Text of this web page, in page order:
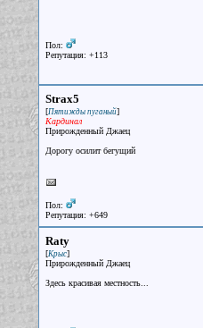
Пол:
Репутация: +113
Strax5
[Пятижды пуганый]
Кардинал
Прирожденный Джаец
Дорогу осилит бегущий
Пол:
Репутация: +649
Raty
[Крыс]
Прирожденный Джаец
Здесь красивая местность...